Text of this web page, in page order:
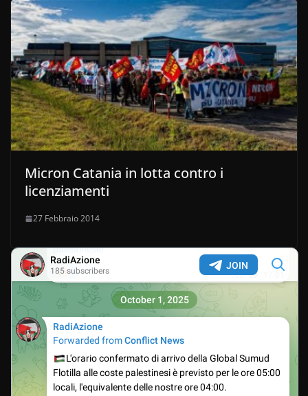
Micron Catania in lotta contro i
licenziamenti
27 Febbraio 2014